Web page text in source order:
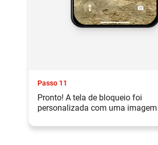
Passo 11
Pronto! A tela de bloqueio foi
personalizada com uma imagem